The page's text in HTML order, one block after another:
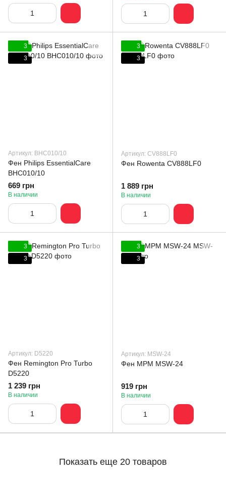
3
3
Артикул: BHC010/10
Фен Philips EssentialCare
BHC010/10
669 грн
В наличии
3
3
Артикул: CV888LF0
Фен Rowenta CV888LF0
1 889 грн
В наличии
3
3
Артикул: D5220
Фен Remington Pro Turbo
D5220
1 239 грн
В наличии
3
3
Артикул: MSW-24
Фен MPM MSW-24
919 грн
В наличии
Показать еще 20 товаров